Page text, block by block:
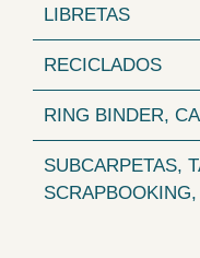
LIBRETAS
RECICLADOS
RING BINDER,
SUBCARPETAS,